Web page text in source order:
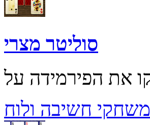
סוליטר מצרי
משחקי חשיבה ולוח